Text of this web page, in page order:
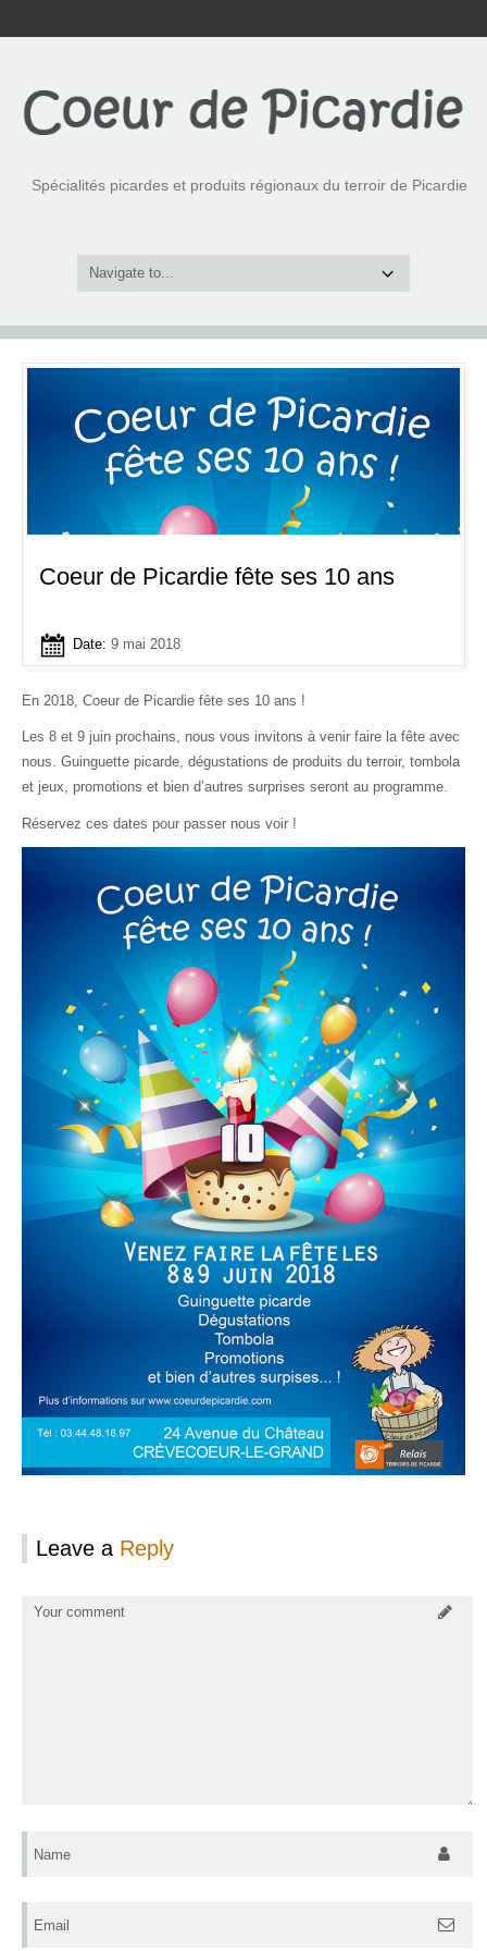
Spécialités picardes et produits régionaux du terroir de Picardie
Coeur de Picardie fête ses 10 ans
Date: 9 mai 2018
En 2018, Coeur de Picardie fête ses 10 ans !
Les 8 et 9 juin prochains, nous vous invitons à venir faire la fête avec
nous. Guinguette picarde, dégustations de produits du terroir, tombola
et jeux, promotions et bien d’autres surprises seront au programme.
Réservez ces dates pour passer nous voir !
Leave a Reply
Your comment
Name
Email